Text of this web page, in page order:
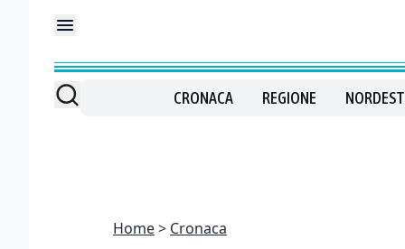
CRONACA REGIONE NORDEST
Home Cronaca